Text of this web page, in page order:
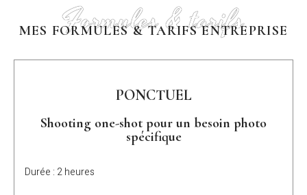
Formules & tarifs
MES FORMULES & TARIFS ENTREPRISE
PONCTUEL
Shooting one-shot pour un besoin photo
spécifique
Durée : 2 heures